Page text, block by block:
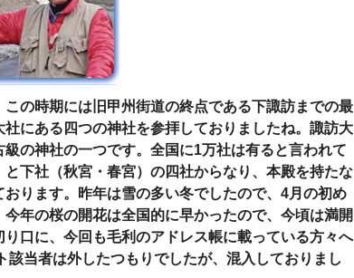
の時期には旧甲州街道の終点である下諏訪までの最
にある四つの神社を参拝しておりましたね。諏訪大
の神社の一つです。全国に1万社は有ると言われて
下社（秋宮・春宮）の四社からなり、本殿を持たな
ります。昨年は雪の多い冬でしたので、 4月の初め
年の桜の開花は全国的に早かったので、今頃は満開
口に、今回も毛利のアドレス帳に載っている方々へ
当者は外したつもりでしたが、混入しておりまし